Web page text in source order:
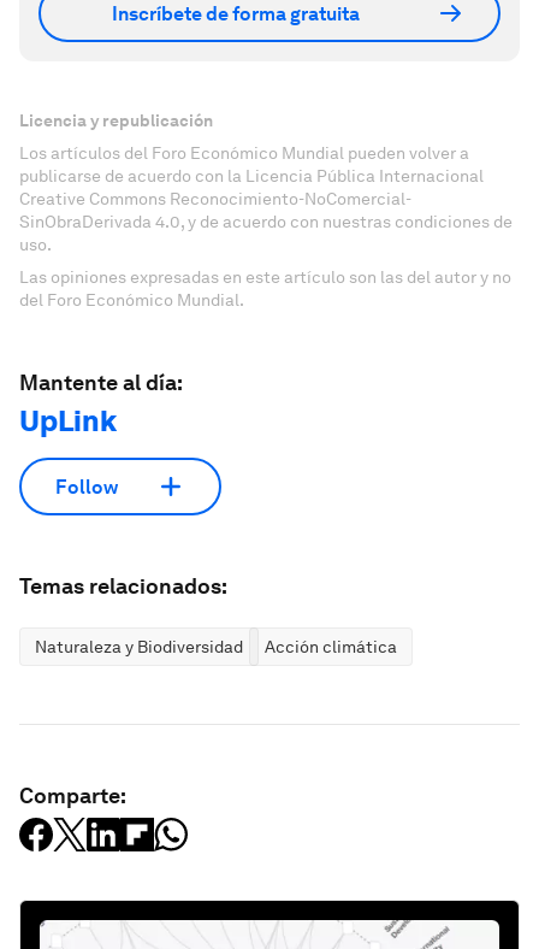
Inscríbete de forma gratuita
Licencia y republicación
Los artículos del Foro Económico Mundial pueden volver a
publicarse de acuerdo con la Licencia Pública Internacional
Creative Commons Reconocimiento-NoComercial-
SinObraDerivada 4.0, y de acuerdo con nuestras condiciones de
uso.
Las opiniones expresadas en este artículo son las del autor y no
del Foro Económico Mundial.
Mantente al día:
UpLink
Follow
Temas relacionados:
Naturaleza y Biodiversidad Acción climática
Comparte: